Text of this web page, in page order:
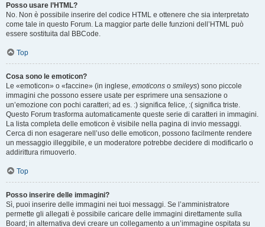
Posso usare l’HTML?
No. Non è possibile inserire del codice HTML e ottenere che sia interpretato
come tale in questo Forum. La maggior parte delle funzioni dell’HTML può
essere sostituita dal BBCode.
Top
Cosa sono le emoticon?
Le «emoticon» o «faccine» (in inglese, emoticons o smileys) sono piccole
immagini che possono essere usate per esprimere una sensazione o
un’emozione con pochi caratteri; ad es. :) significa felice, :( significa triste.
Questo Forum trasforma automaticamente queste serie di caratteri in immagini.
La lista completa delle emoticon è visibile nella pagina di invio messaggi.
Cerca di non esagerare nell’uso delle emoticon, possono facilmente rendere
un messaggio illeggibile, e un moderatore potrebbe decidere di modificarlo o
addirittura rimuoverlo.
Top
Posso inserire delle immagini?
Sì, puoi inserire delle immagini nei tuoi messaggi. Se l’amministratore
permette gli allegati è possibile caricare delle immagini direttamente sulla
Board; in alternativa devi creare un collegamento a un’immagine ospitata su